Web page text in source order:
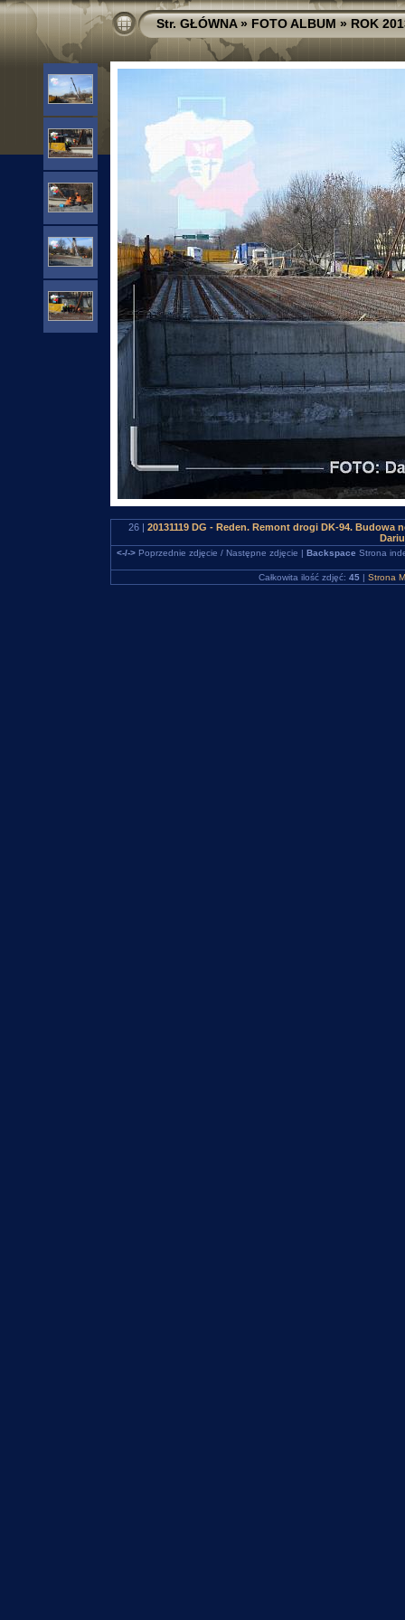
Str. GŁÓWNA»FOTO ALBUM»ROK
26 | 20131119 DG - Reden. Remont drogi DK-94.
<-/->Poprzednie zdjęcie / Następne zdjęcie | Backspace Strona
Całkowita ilość zdjęć: 45 | Strona